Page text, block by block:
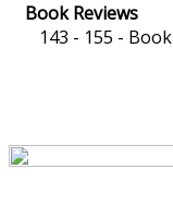
Book Reviews
143 - 155 -